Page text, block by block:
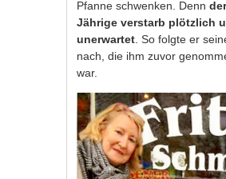
Pfanne schwenken. Denn
Jährige verstarb plötzlich
unerwartet. So folgte er
nach, die ihm zuvor
war.